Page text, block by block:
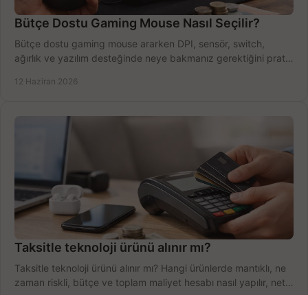
Bütçe Dostu Gaming Mouse Nasıl Seçilir?
Bütçe dostu gaming mouse ararken DPI, sensör, switch,
ağırlık ve yazılım desteğinde neye bakmanız gerektiğini pratik
12 Haziran 2026
Taksitle teknoloji ürünü alınır mı?
Taksitle teknoloji ürünü alınır mı? Hangi ürünlerde mantıklı, ne
zaman riskli, bütçe ve toplam maliyet hesabı nasıl yapılır, net